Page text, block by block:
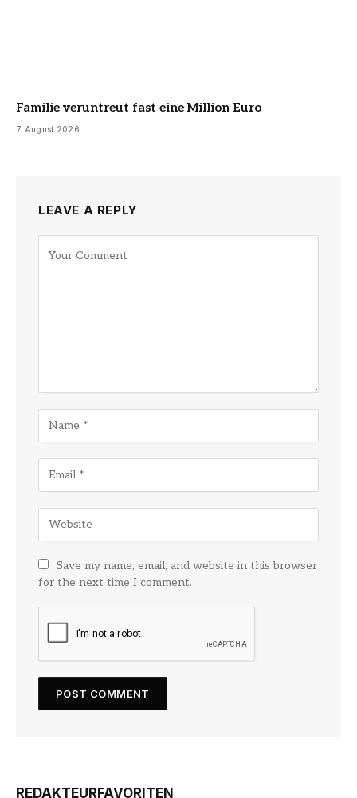
Familie veruntreut fast eine Million Euro
7 August 2026
LEAVE A REPLY
Save my name, email, and website in this browser
for the next time I comment.
REDAKTEURFAVORITEN